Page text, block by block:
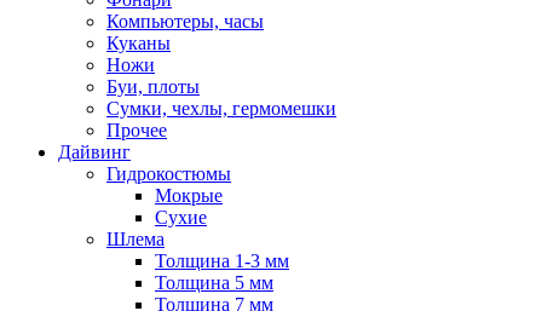
Компьютеры, часы
Куканы
Ножи
Буи, плоты
Сумки, чехлы, гермомешки
Прочее
Дайвинг
Гидрокостюмы
Мокрые
Сухие
Шлема
Толщина 1-3 мм
Толщина 5 мм
Толщина 7 мм